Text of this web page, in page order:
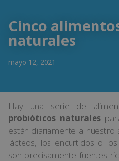
Cinco
naturales
mayo 12, 2021
Hay una serie de
probióticos naturales
están diariamente a nuestro
lácteos, los encurtidos o
son precisamente fuentes